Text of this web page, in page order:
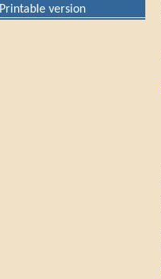
Printable version